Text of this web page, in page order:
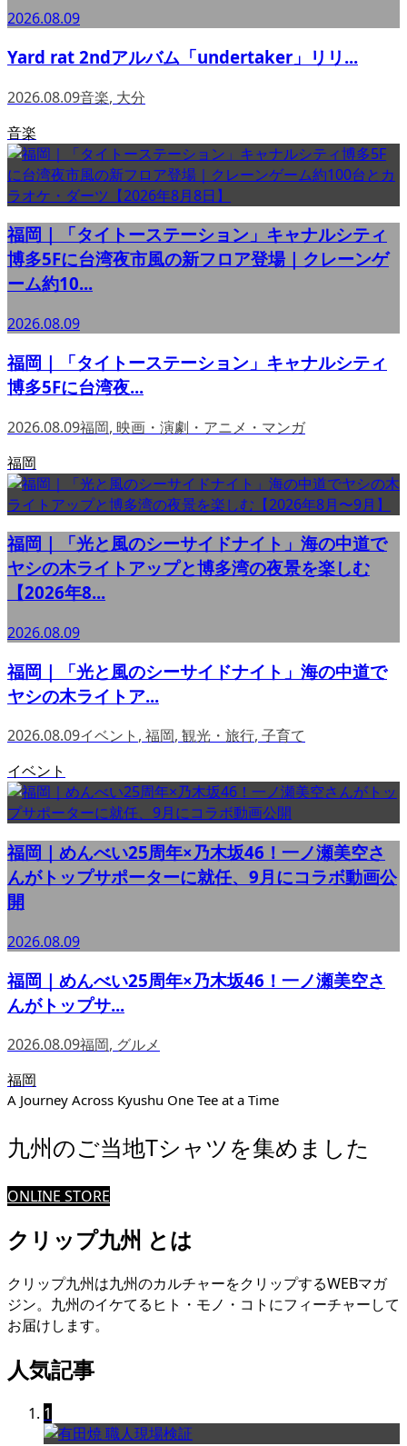
2026.08.09
Yard rat 2ndアルバム「undertaker」リリ...
2026.08.09音楽, 大分
音楽
福岡｜「タイトーステーション」キャナルシティ
博多5Fに台湾夜市風の新フロア登場｜クレーンゲ
ーム約10...
2026.08.09
福岡｜「タイトーステーション」キャナルシティ
博多5Fに台湾夜...
2026.08.09福岡, 映画・演劇・アニメ・マンガ
福岡
福岡｜「光と風のシーサイドナイト」海の中道で
ヤシの木ライトアップと博多湾の夜景を楽しむ
【2026年8...
2026.08.09
福岡｜「光と風のシーサイドナイト」海の中道で
ヤシの木ライトア...
2026.08.09イベント , 福岡, 観光・旅行, 子育て
イベント
福岡｜めんべい25周年×乃木坂46！一ノ瀬美空さ
んがトップサポーターに就任、9月にコラボ動画公
開
2026.08.09
福岡｜めんべい25周年×乃木坂46！一ノ瀬美空さ
んがトップサ...
2026.08.09福岡, グルメ
福岡
A Journey Across Kyushu One Tee at a Time
九州のご当地Tシャツを集めました
ONLINE STORE
クリップ九州 とは
クリップ九州は九州のカルチャーをクリップするWEBマガ
ジン。九州のイケてるヒト・モノ・コトにフィーチャーして
お届けします。
人気記事
1